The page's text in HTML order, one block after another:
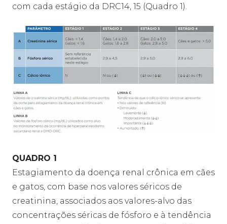
com cada estágio da DRC14, 15 (Quadro 1).
QUADRO 1
Estagiamento da doença renal crônica em cães
e gatos, com base nos valores séricos de
creatinina, associados aos valores-alvo das
concentrações séricas de fósforo e à tendência